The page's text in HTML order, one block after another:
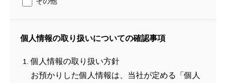
個人情報の取り扱いについての確認事項
個人情報の取り扱い方針
お預かりした個人情報は、当社が定める「個人